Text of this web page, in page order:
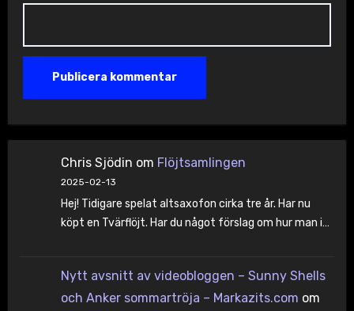
Chris Sjödin om Flöjtsamlingen
2025-02-13
Hej! Tidigare spelat altsaxofon cirka tre år. Har nu
köpt en Tvärflöjt. Har du något förslag om hur man i…
Nytt avsnitt av videobloggen – Sunny Shells
och Anker sommartröja – Markazits.com om